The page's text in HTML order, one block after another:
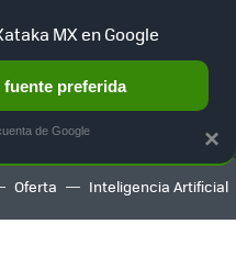
AUTO TERRITORIO
Oferta Inteligencia Artificial
×
MX en Google
preferida
de Google